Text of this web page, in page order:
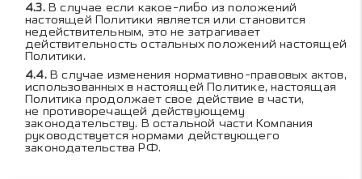
В случае если какое-либо из положений
настоящей Политики является или становится
недействительным, это не затрагивает
действительность остальных положений настоящей
Политики.
В случае изменения нормативно-правовых актов,
использованных в настоящей Политике, настоящая
Политика продолжает свое действие в части,
не противоречащей действующему
законодательству. В остальной части Компания
руководствуется нормами действующего
законодательства РФ.